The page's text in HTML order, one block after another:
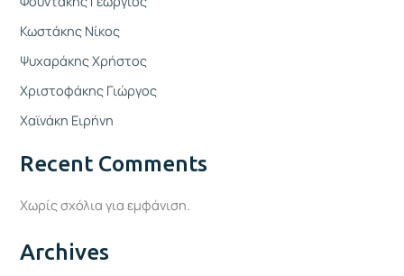
Κωστάκης Νίκος
Ψυχαράκης Χρήστος
Χριστοφάκης Γιώργος
Χαϊνάκη Ειρήνη
Recent Comments
Χωρίς σχόλια για εμφάνιση.
Archives